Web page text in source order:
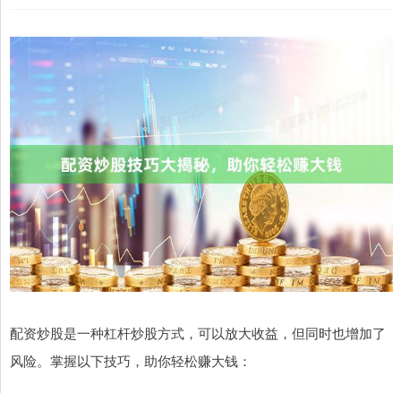
配资炒股是一种杠杆炒股方式，可以放大收益，但同时也增加了
风险。掌握以下技巧，助你轻松赚大钱：